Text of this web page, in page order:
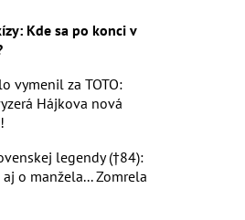
Kde sa po konci v
vymenil za TOTO:
Hájkova nová
legendy (†84):
o manžela... Zomrela